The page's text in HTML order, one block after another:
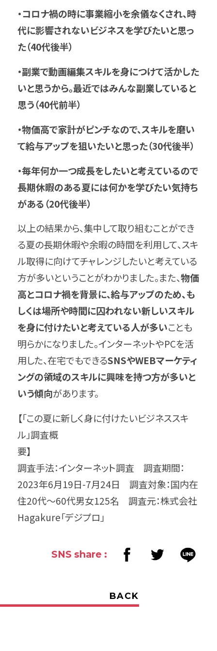
・コロナ禍の時に事業縮小を余儀なくされ、時
代に影響されないビジネスを学びたいと思っ
た（40代後半）
・副業で動画編集スキルを身につけて活かした
いと思うから。最近ではみんな副業していると
思う（40代前半）
・物価高で家計がピンチなので、スキルを磨い
て給与アップを狙いたいと思った（30代後半）
・毎年何か一つ成長をしたいと考えているので
長期休暇のある夏には何かを学びたい気持ち
がある（20代後半）
以上の結果から、集中して取り組むことができ
る夏の長期休暇や余暇の時間を利用して、スキ
ル取得に向けてチャレンジしたいと考えている
方が多いということがわかりました。また、物価
高とコロナ禍を背景に、給与アップのため、も
しくは場所や時間に囚われない新しいスキル
を身に付けたいと考えている人が多いことも
明らかになりました。インターネットやPCを活
用した、在宅でもできるSNSやWEBマーケティ
ングの領域のスキルに興味を持つ方が多いと
いう傾向があります。
【「この夏に新しく身に付けたいビジネススキ
ル」調査概
要】
調査手法：インターネット調査 調査期間：
2023年6月19日-7月24日 調査対象：国内在
住20代〜60代男女125名 調査元：株式会社
Hagakure「デジプロ」
SNS share :
BACK